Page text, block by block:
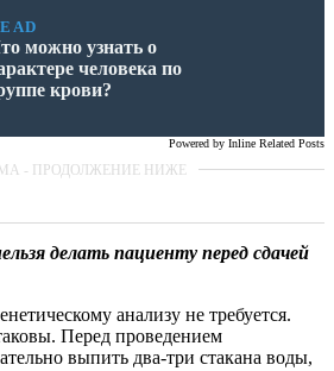
можно узнать о
человека по
крови?
Powered by Inline Related Posts
делать пациенту перед сдачей
анализу не требуется.
Перед проведением
выпить два-три стакана воды,